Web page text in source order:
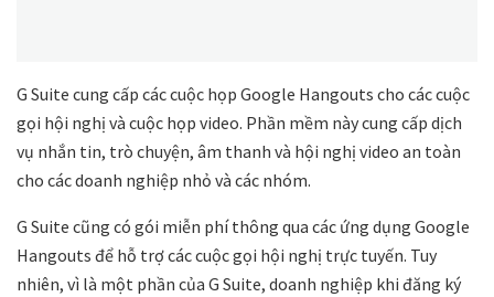
G Suite cung cấp các cuộc họp Google Hangouts cho các cuộc
gọi hội nghị và cuộc họp video. Phần mềm này cung cấp dịch
vụ nhắn tin, trò chuyện, âm thanh và hội nghị video an toàn
cho các doanh nghiệp nhỏ và các nhóm.
G Suite cũng có gói miễn phí thông qua các ứng dụng Google
Hangouts để hỗ trợ các cuộc gọi hội nghị trực tuyến. Tuy
nhiên, vì là một phần của G Suite, doanh nghiệp khi đăng ký